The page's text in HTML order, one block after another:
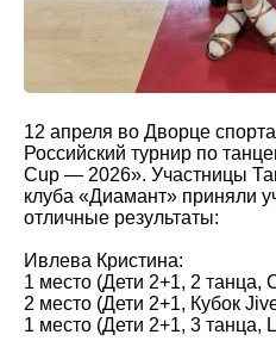
12 апреля во Дворце
Российский турнир по
Cup — 2026». Участницы
клуба «Диамант» приняли
отличные результаты:
Ивлева Кристина:
1 место (Дети 2+1, 2
2 место (Дети 2+1, Кубок
1 место (Дети 2+1, 3